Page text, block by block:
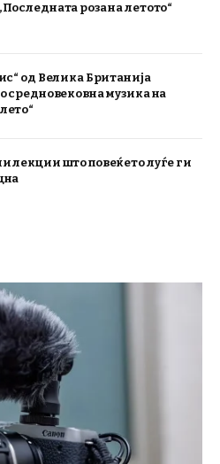
роза на летото“
од Велика Британија
средновековна музика на
лекции што повеќето луѓе ги